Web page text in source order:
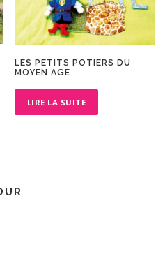
LES PETITS POTIERS DU
MOYEN AGE
LIRE LA SUITE